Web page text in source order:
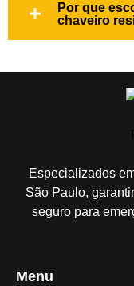
Por que
chaveiro
Especializados
São Paulo,
seguro para
Menu